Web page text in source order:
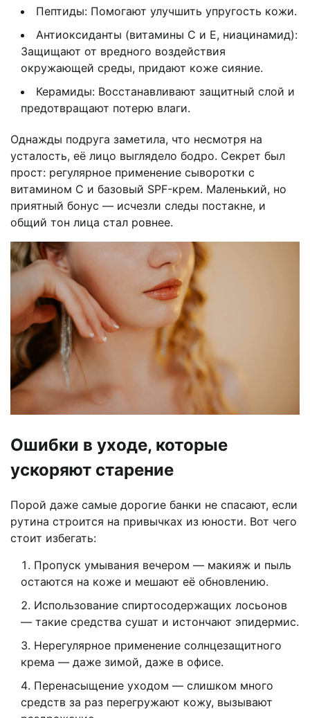
Пептиды: Помогают улучшить упругость кожи.
Антиоксиданты (витамины С и Е, ниацинамид):
Защищают от вредного воздействия
окружающей среды, придают коже сияние.
Керамиды: Восстанавливают защитный слой и
предотвращают потерю влаги.
Однажды подруга заметила, что несмотря на
усталость, её лицо выглядело бодро. Секрет был
прост: регулярное применение сыворотки с
витамином С и базовый SPF-крем. Маленький, но
приятный бонус — исчезли следы постакне, и
общий тон лица стал ровнее.
Ошибки в уходе, которые
ускоряют старение
Порой даже самые дорогие банки не спасают, если
рутина строится на привычках из юности. Вот чего
стоит избегать:
Пропуск умывания вечером — макияж и пыль
остаются на коже и мешают её обновлению.
Использование спиртосодержащих лосьонов
— такие средства сушат и истончают эпидермис.
Нерегулярное применение солнцезащитного
крема — даже зимой, даже в офисе.
Перенасыщение уходом — слишком много
средств за раз перегружают кожу, вызывают